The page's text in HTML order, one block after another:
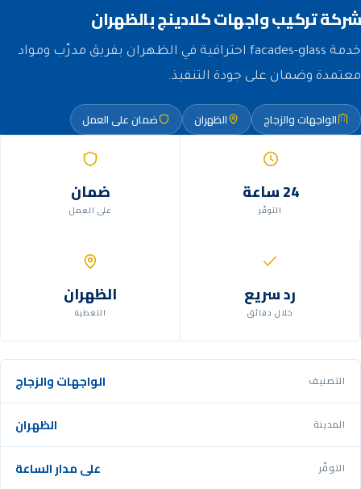
شركة تركيب واجهات كلادينج بالظهران
خدمة facades-glass احترافية في الظهران بفريق مدرّب ومواد
معتمدة وضمان على جودة التنفيذ.
الواجهات والزجاج الظهران ضمان على العمل
24 ساعة
التوفّر
ضمان
على العمل
رد سريع
خلال دقائق
الظهران
التغطية
التصنيف الواجهات والزجاج
المدينة الظهران
التوفّر على مدار الساعة